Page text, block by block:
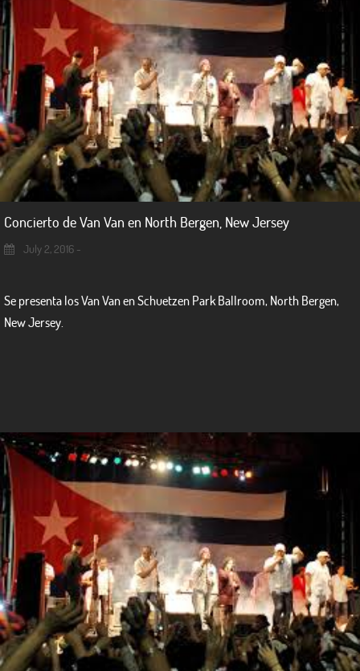
Concierto de Van Van en North Bergen, New Jersey
July 2, 2016 -
Se presenta los Van Van en Schuetzen Park Ballroom, North Bergen,
New Jersey.